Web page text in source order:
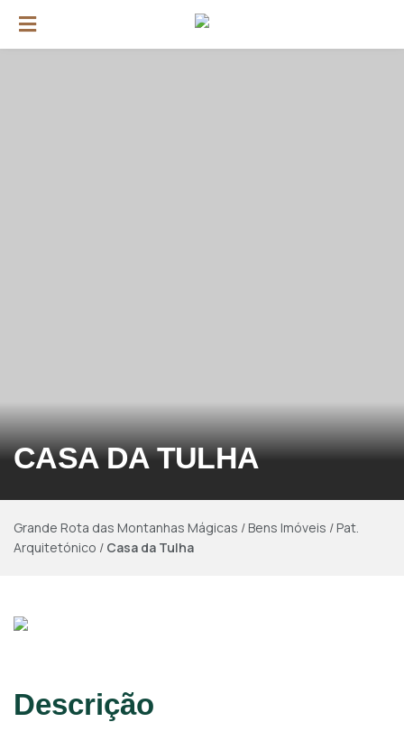
CASA DA TULHA
Grande Rota das Montanhas Mágicas /Bens Imóveis /Pat.
Arquitetónico / Casa da Tulha
Descrição